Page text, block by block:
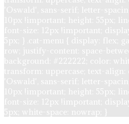
'Oswald', sans-serif; letter-
10px !important; height: 55px;
font-size: 12px !important;
5px; } .cat-menu { display: flex;
row; justify-content: space-
background: #222222; color:
transform: uppercase; text-align:
'Oswald', sans-serif; letter-
10px !important; height: 55px;
font-size: 12px !important;
5px; white-space: nowrap; }